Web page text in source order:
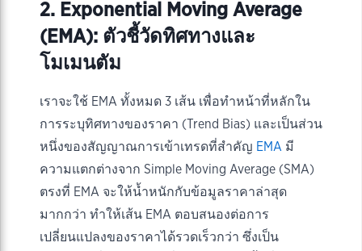
2. Exponential Moving Average
(EMA): ตัวชี้วัดทิศทางและ
โมเมนตัม
เราจะใช้ EMA ทั้งหมด 3 เส้น เพื่อทำหน้าที่หลักใน
การระบุทิศทางของราคา (Trend Bias) และเป็นส่วน
หนึ่งของสัญญาณการเข้าเทรดที่สำคัญ EMA มี
ความแตกต่างจาก Simple Moving Average (SMA)
ตรงที่ EMA จะให้น้ำหนักกับข้อมูลราคาล่าสุด
มากกว่า ทำให้เส้น EMA ตอบสนองต่อการ
เปลี่ยนแปลงของราคาได้รวดเร็วกว่า ซึ่งเป็น